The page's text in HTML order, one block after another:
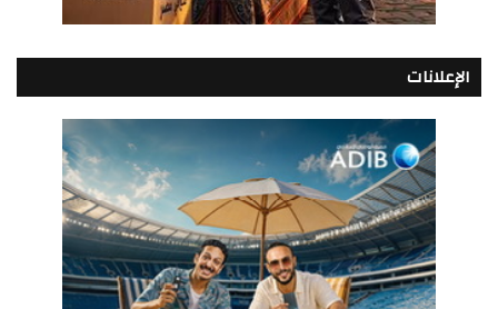
الإعلانات